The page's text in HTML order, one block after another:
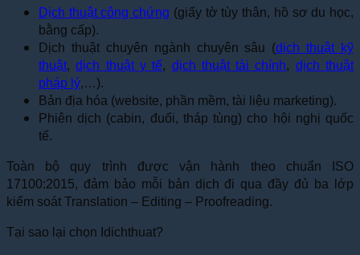
Dịch thuật công chứng (giấy tờ tùy thân, hồ sơ du học,
bằng cấp).
Dịch thuật chuyên ngành chuyên sâu (dịch thuật kỹ
thuật,dịch thuật y tế, dịch thuật tài chính, dịch thuật
pháp lý,…).
Bản địa hóa (website, phần mềm, tài liệu marketing).
Phiên dịch (cabin, đuổi, tháp tùng) cho hội nghị quốc
tế.
Toàn bộ quy trình được vận hành theo chuẩn ISO
17100:2015, đảm bảo mỗi bản dịch đi qua đầy đủ ba lớp
kiểm soát Translation – Editing – Proofreading.
Tại sao lại chọn Idichthuat?